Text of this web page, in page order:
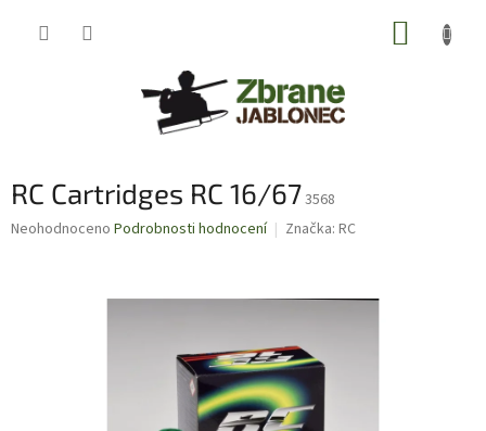
RC Cartridges RC 16/673568
Průměrné
Neohodnoceno Podrobnosti hodnocení Značka: RC